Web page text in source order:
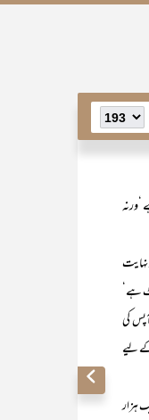
‘ورنہ
نہایت
ہے‘
کی
لیے
ہزار